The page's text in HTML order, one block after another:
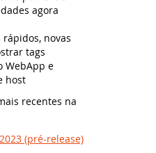
agora
novas
tags
WebApp e
host
recentes na
(pré-release)
agora!
disponível para teste final -
Windows usando